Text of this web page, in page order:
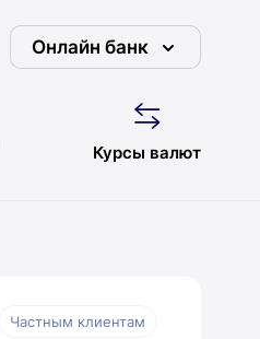
Онлайн банк
Курсы валют
Частным клиентам